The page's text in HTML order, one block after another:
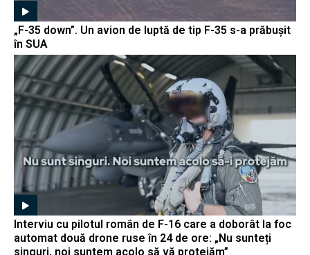
„F-35 down”. Un avion de luptă de tip F-35 s-a prăbușit
în SUA
Interviu cu pilotul român de F-16 care a doborât la foc
automat două drone ruse în 24 de ore: „Nu sunteți
singuri, noi suntem acolo să vă protejăm”